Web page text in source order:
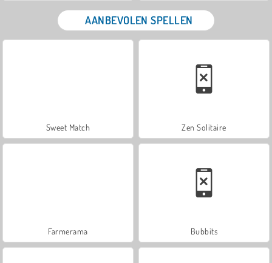
AANBEVOLEN SPELLEN
Sweet Match Zen Solitaire
Farmerama Bubbits